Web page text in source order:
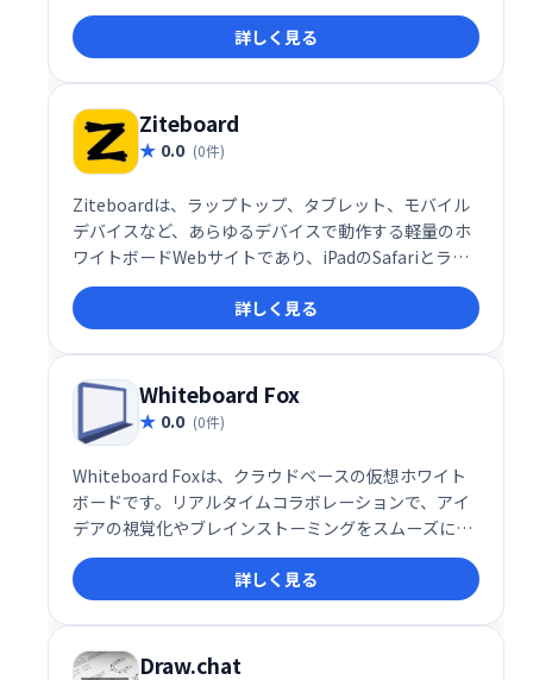
などをリアルタイムで共有・可視化することで、チー
ム間の円滑なコミュニケーションと効率的な情報管理
を実現します。利害関係者やパートナーとの連携強化
にも最適です。
詳しく見る
Ziteboard
0.0 (0件)
Ziteboardは、ラップトップ、タブレット、モバイル
デバイスなど、あらゆるデバイスで動作する軽量のホ
ワイトボードWebサイトであり、iPadのSafariとラッ
プトップ上のGoogleChromeの両方に最適化されてい
ます。
詳しく見る
Whiteboard Fox
0.0 (0件)
Whiteboard Foxは、クラウドベースの仮想ホワイト
ボードです。リアルタイムコラボレーションで、アイ
デアの視覚化やブレインストーミングをスムーズに行
えます。チームメンバーは、独自のURLでホワイトボ
ードを共有し、デバイス間での変更も追跡可能。効率
的なチームワークとアイデア創出を支援します。手軽
に利用でき、直感的な操作で、スムーズなコミュニケ
ーションを実現します。
詳しく見る
Draw.chat